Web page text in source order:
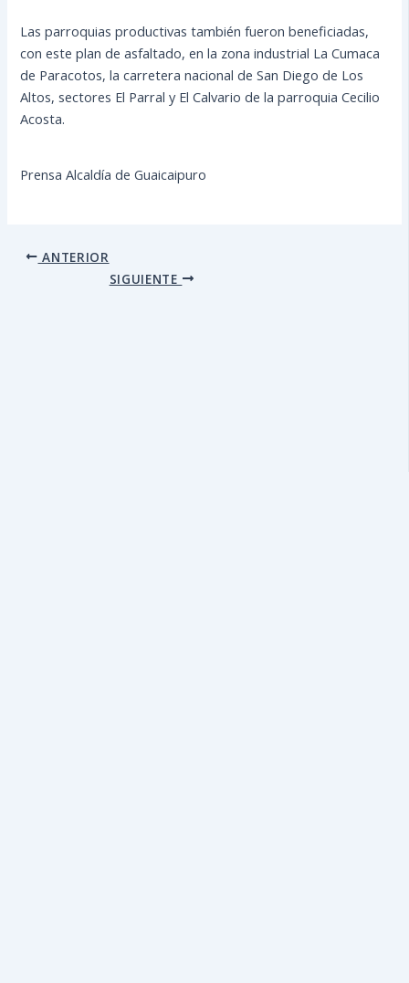
Las parroquias productivas también fueron beneficiadas,
con este plan de asfaltado, en la zona industrial La Cumaca
de Paracotos, la carretera nacional de San Diego de Los
Altos, sectores El Parral y El Calvario de la parroquia Cecilio
Acosta.
Prensa Alcaldía de Guaicaipuro
ANTERIOR
SIGUIENTE